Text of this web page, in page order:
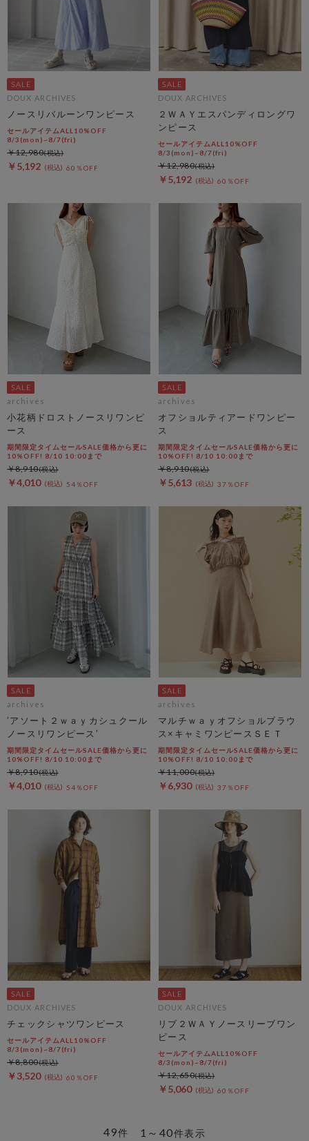
DOUX ARCHIVES
ノースリバルーンワンピース
セールアイテムALL10%OFF
8/3(mon)~8/7(fri)
￥5,192 60％OFF
￥12,980
DOUX ARCHIVES
２ＷＡＹエスパンディロングワ
ンピース
セールアイテムALL10%OFF
8/3(mon)~8/7(fri)
￥5,192 60％OFF
￥12,980
archives
小花柄ドロストノースリワンピ
ース
期間限定タイムセールSALE価格から更に
10%OFF! 8/10 10:00まで
￥4,010 54％OFF
￥8,910
archives
オフショルティアードワンピー
ス
期間限定タイムセールSALE価格から更に
10%OFF! 8/10 10:00まで
￥5,613 37％OFF
￥8,910
archives
’アソート２ｗａｙカシュクール
ノースリワンピース’
期間限定タイムセールSALE価格から更に
10%OFF! 8/10 10:00まで
￥4,010 54％OFF
￥8,910
archives
マルチｗａｙオフショルブラウ
ス×キャミワンピースＳＥＴ
期間限定タイムセールSALE価格から更に
10%OFF! 8/10 10:00まで
￥6,930 37％OFF
￥11,000
DOUX ARCHIVES
チェックシャツワンピース
セールアイテムALL10%OFF
8/3(mon)~8/7(fri)
￥3,520 60％OFF
￥8,800
DOUX ARCHIVES
リブ２ＷＡＹノースリーブワン
ピース
セールアイテムALL10%OFF
8/3(mon)~8/7(fri)
￥5,060 60％OFF
￥12,650
1～40件表示
49件